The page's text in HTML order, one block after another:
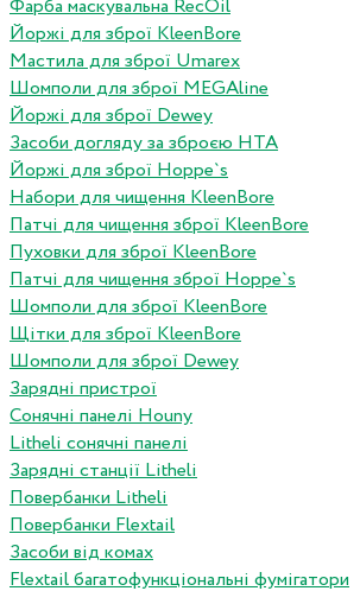
Фарба маскувальна RecOil
Йоржі для зброї KleenBore
Мастила для зброї Umarex
Шомполи для зброї MEGAline
Йоржі для зброї Dewey
Засоби догляду за зброєю HTA
Йоржі для зброї Hoppe`s
Набори для чищення KleenBore
Патчі для чищення зброї KleenBore
Пуховки для зброї KleenBore
Патчі для чищення зброї Hoppe`s
Шомполи для зброї KleenBore
Щітки для зброї KleenBore
Шомполи для зброї Dewey
Зарядні пристрої
Сонячні панелі Houny
Litheli сонячні панелі
Зарядні станції Litheli
Повербанки Litheli
Повербанки Flextail
Засоби від комах
Flextail багатофункціональні фумігатори